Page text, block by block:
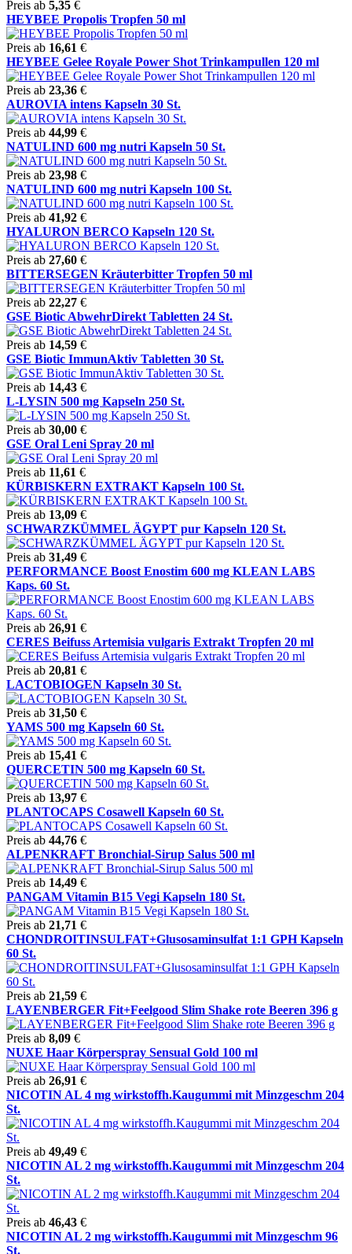
Preis ab 5,35 €
HEYBEE Propolis Tropfen 50 ml
Preis ab 16,61 €
HEYBEE Gelee Royale Power Shot Trinkampullen 120 ml
Preis ab 23,36 €
AUROVIA intens Kapseln 30 St.
Preis ab 44,99 €
NATULIND 600 mg nutri Kapseln 50 St.
Preis ab 23,98 €
NATULIND 600 mg nutri Kapseln 100 St.
Preis ab 41,92 €
HYALURON BERCO Kapseln 120 St.
Preis ab 27,60 €
BITTERSEGEN Kräuterbitter Tropfen 50 ml
Preis ab 22,27 €
GSE Biotic AbwehrDirekt Tabletten 24 St.
Preis ab 14,59 €
GSE Biotic ImmunAktiv Tabletten 30 St.
Preis ab 14,43 €
L-LYSIN 500 mg Kapseln 250 St.
Preis ab 30,00 €
GSE Oral Leni Spray 20 ml
Preis ab 11,61 €
KÜRBISKERN EXTRAKT Kapseln 100 St.
Preis ab 13,09 €
SCHWARZKÜMMEL ÄGYPT pur Kapseln 120 St.
Preis ab 31,49 €
PERFORMANCE Boost Enostim 600 mg KLEAN LABS
Kaps. 60 St.
Preis ab 26,91 €
CERES Beifuss Artemisia vulgaris Extrakt Tropfen 20 ml
Preis ab 20,81 €
LACTOBIOGEN Kapseln 30 St.
Preis ab 31,50 €
YAMS 500 mg Kapseln 60 St.
Preis ab 15,41 €
QUERCETIN 500 mg Kapseln 60 St.
Preis ab 13,97 €
PLANTOCAPS Cosawell Kapseln 60 St.
Preis ab 44,76 €
ALPENKRAFT Bronchial-Sirup Salus 500 ml
Preis ab 14,49 €
PANGAM Vitamin B15 Vegi Kapseln 180 St.
Preis ab 21,71 €
CHONDROITINSULFAT+Glusosaminsulfat 1:1 GPH Kapseln
60 St.
Preis ab 21,59 €
LAYENBERGER Fit+Feelgood Slim Shake rote Beeren 396 g
Preis ab 8,09 €
NUXE Haar Körperspray Sensual Gold 100 ml
Preis ab 26,91 €
NICOTIN AL 4 mg wirkstoffh.Kaugummi mit Minzgeschm 204
St.
Preis ab 49,49 €
NICOTIN AL 2 mg wirkstoffh.Kaugummi mit Minzgeschm 204
St.
Preis ab 46,43 €
NICOTIN AL 2 mg wirkstoffh.Kaugummi mit Minzgeschm 96
St.